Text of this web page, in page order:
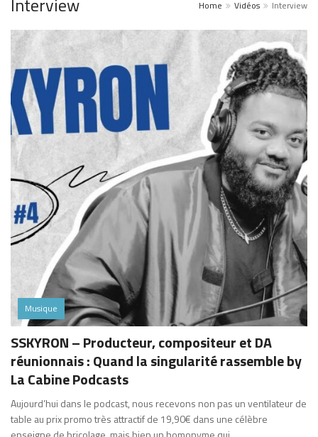
Home Vidéos Interview
Musique
SSKYRON – Producteur, compositeur et DA
réunionnais : Quand la singularité rassemble by
La Cabine Podcasts
Aujourd’hui dans le podcast, nous recevons non pas un ventilateur de
table au prix promo très attractif de 19,90€ dans une célèbre